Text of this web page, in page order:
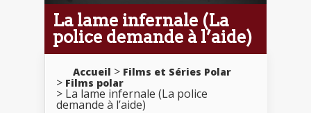
La lame infernale (La
police demande à l’aide)
Accueil
Films et Séries Polar
Films polar
La lame infernale (La police
demande à l’aide)